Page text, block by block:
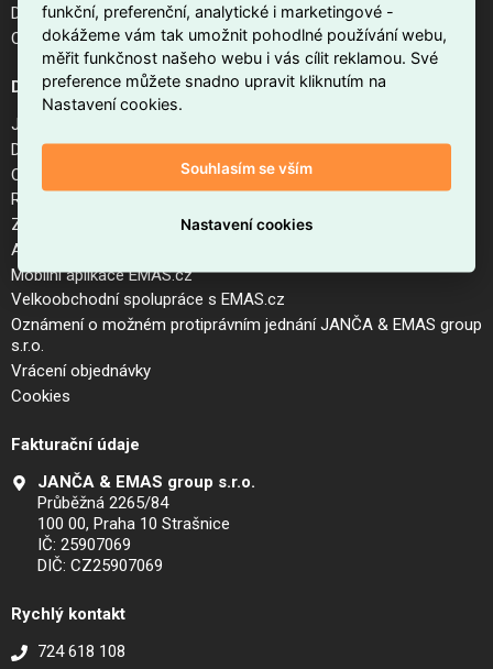
Dodavatelé
Odhlášení z newsletteru
Důležité odkazy
Jak nakupovat na EMAS.cz
Doprava a platba
Obchodní podmínky internetového obchodu EMAS.cz
Reklamační řád a postup pro vrácení zboží
Zásady zpracování osobních údajů (GDPR)
Aktuální ceník
Mobilní aplikace EMAS.cz
Velkoobchodní spolupráce s EMAS.cz
Oznámení o možném protiprávním jednání JANČA & EMAS group
s.r.o.
Vrácení objednávky
Cookies
Fakturační údaje
JANČA & EMAS group s.r.o.
Průběžná 2265/84
100 00, Praha 10 Strašnice
IČ: 25907069
DIČ: CZ25907069
Rychlý kontakt
724 618 108
funkční, preferenční, analytické i marketingové -
dokážeme vám tak umožnit pohodlné používání webu,
měřit funkčnost našeho webu i vás cílit reklamou. Své
preference můžete snadno upravit kliknutím na
Nastavení cookies.
Souhlasím se vším
Nastavení cookies